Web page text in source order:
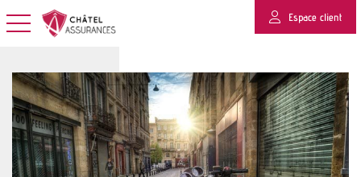
Espace client
Basculer la navigation